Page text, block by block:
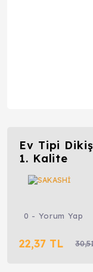
Ev Tipi
1. Kalite
0 - Yorum Yap
22,37 TL